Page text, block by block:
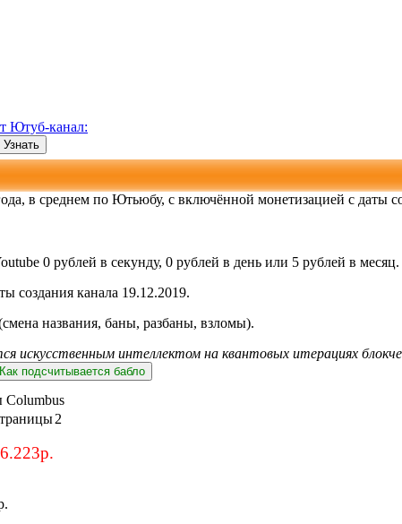
Ютуб-канал:
Узнать
в среднем по Ютьюбу, с включённой монетизацией с даты
0 рублей в секунду, 0 рублей в день или 5 рублей в месяц.
создания канала 19.12.2019.
названия, баны, разбаны, взломы).
искусственным интеллектом на квантовых итерациях
Как подсчитывается бабло
2